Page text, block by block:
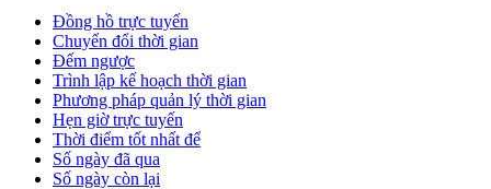
Đồng hồ trực tuyến
Chuyển đổi thời gian
Đếm ngược
Trình lập kế hoạch thời gian
Phương pháp quản lý thời gian
Hẹn giờ trực tuyến
Thời điểm tốt nhất để
Số ngày đã qua
Số ngày còn lại